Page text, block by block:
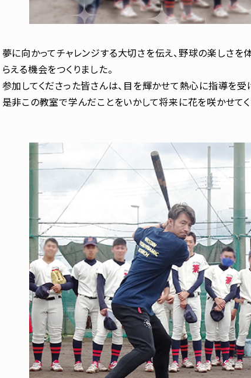
夢に向かってチャレンジする大切さを伝え、野球の楽しさ
らえる機会をつくりました。
参加してくださった皆さんは、目を輝かせて熱心に指導を受
是非この教室で学んだことをいかして将来に花を咲かせてく